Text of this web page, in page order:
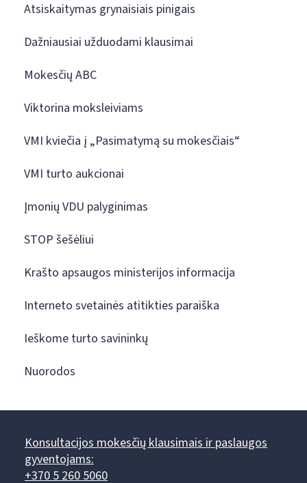
Atsiskaitymas grynaisiais pinigais
Dažniausiai užduodami klausimai
Mokesčių ABC
Viktorina moksleiviams
VMI kviečia į „Pasimatymą su mokesčiais“
VMI turto aukcionai
Įmonių VDU palyginimas
STOP šešėliui
Krašto apsaugos ministerijos informacija
Interneto svetainės atitikties paraiška
Ieškome turto savininkų
Nuorodos
Konsultacijos mokesčių klausimais ir paslaugos
gyventojams:
+370 5 260 5060